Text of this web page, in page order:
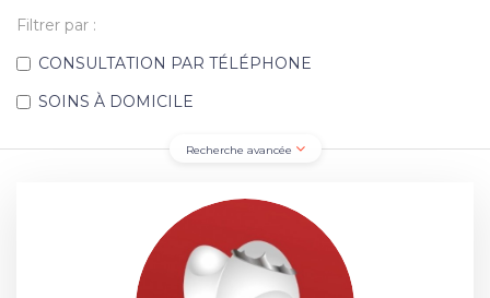
Filtrer par :
CONSULTATION PAR TÉLÉPHONE
SOINS À DOMICILE
Recherche avancée